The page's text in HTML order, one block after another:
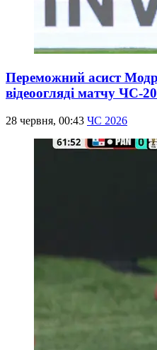
Переможний асист
відеоогляді матчу ЧС-
28 червня, 00:43 ЧС 2026